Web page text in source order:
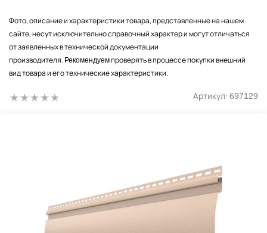
Фото, описание и характеристики товара, представленные на нашем
сайте, несут исключительно справочный характер и могут отличаться
от заявленных в технической документации
производителя. Рекомендуемпроверять в процессе покупки внешний
вид товара и его технические характеристики.
Артикул: 697129